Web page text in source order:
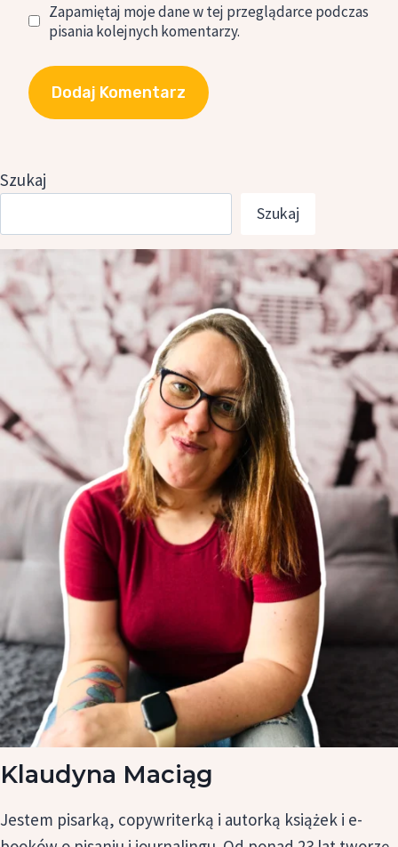
Zapamiętaj moje dane w tej przeglądarce podczas
pisania kolejnych komentarzy.
Szukaj
Szukaj
Klaudyna Maciąg
Jestem pisarką, copywriterką i autorką książek i e-